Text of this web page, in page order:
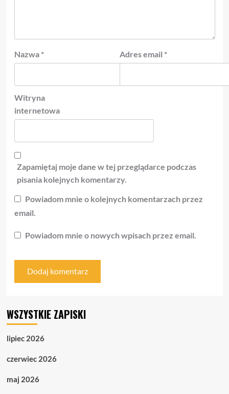
Nazwa * Adres email *
Witryna
internetowa
Zapamiętaj moje dane w tej przeglądarce podczas
pisania kolejnych komentarzy.
Powiadom mnie o kolejnych komentarzach przez
email.
Powiadom mnie o nowych wpisach przez email.
WSZYSTKIE ZAPISKI
lipiec 2026
czerwiec 2026
maj 2026